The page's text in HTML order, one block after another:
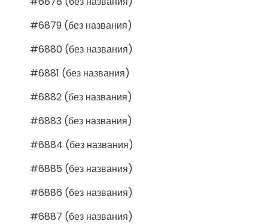
#6879 (без названия)
#6880 (без названия)
#6881 (без названия)
#6882 (без названия)
#6883 (без названия)
#6884 (без названия)
#6885 (без названия)
#6886 (без названия)
#6887 (без названия)